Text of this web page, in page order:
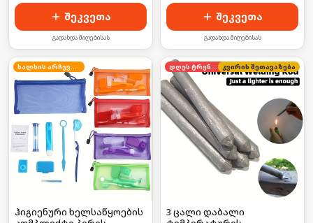
შეკვეთა
გადახდა მიღებისას
შეკვეთა
გადახდა მიღებისას
ხალხის არჩევანი
ჰიგიენური ხელსაწყოების
დღეს ტრენდში კვირის შეთავაზება
3 ცალი დაბალი